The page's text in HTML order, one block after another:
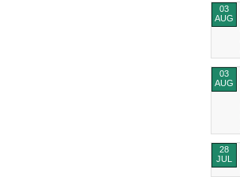
03
AUG
03
AUG
28
JUL